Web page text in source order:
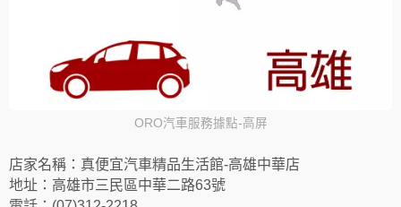
ORO汽車服務據點-高屏
店家名稱：真便宜汽車精品生活館-高雄中華店
地址：高雄市三民區中華二路63號